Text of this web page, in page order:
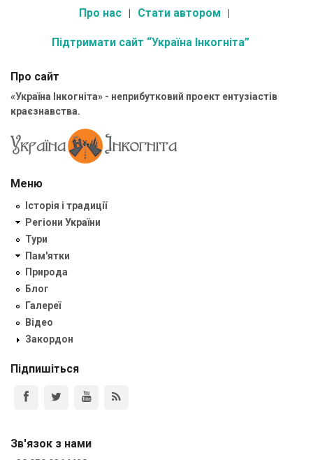
Про нас Стати автором
Підтримати сайт “Україна Інкогніта”
Про сайт
«Україна Інкогніта» - неприбутковий проект ентузіастів
краєзнавства.
Меню
Історія і традиції
Регіони України
Тури
Пам'ятки
Природа
Блог
Галереї
Відео
Закордон
Підпишіться
Зв'язок з нами